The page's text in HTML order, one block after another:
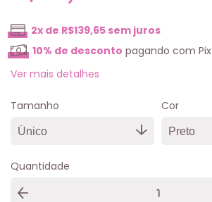
2x de R$139,65sem juros
10% de desconto pagando com Pix
Ver mais detalhes
Tamanho Cor
Quantidade